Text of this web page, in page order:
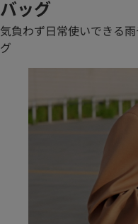
バッグ
気負わず日常使いできる
グ